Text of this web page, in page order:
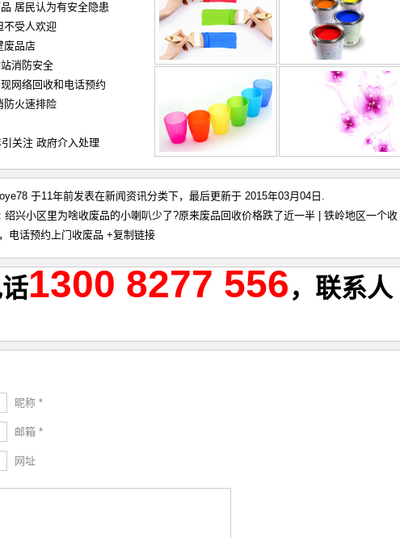
居民认为有安全隐患
不受人欢迎
废品店
消防安全
网络回收和电话预约
防火速排险
关注 政府介入处理
于11年前发表在新闻资讯分类下，最后更新于 2015年03月04日.
绍兴小区里为啥收废品的小喇叭少了?原来废品回收价格跌了近一半 | 铁岭地区一个收
电话预约上门收废品 +复制链接
1300 8277 556，联系人
昵称 *
邮箱 *
网址